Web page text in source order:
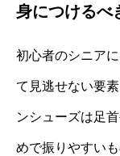
身につけるべ
初心者のシニア
て見逃せない要
ンシューズは足
めで振りやすい